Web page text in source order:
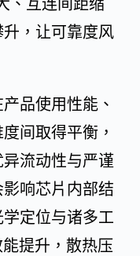
、互连间距缩
，让可靠度风
品使用性能、
间取得平衡，
流动性与严谨
响芯片内部结
定位与诸多工
提升，散热压